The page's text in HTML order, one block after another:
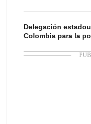
Delegación
Colombia para la